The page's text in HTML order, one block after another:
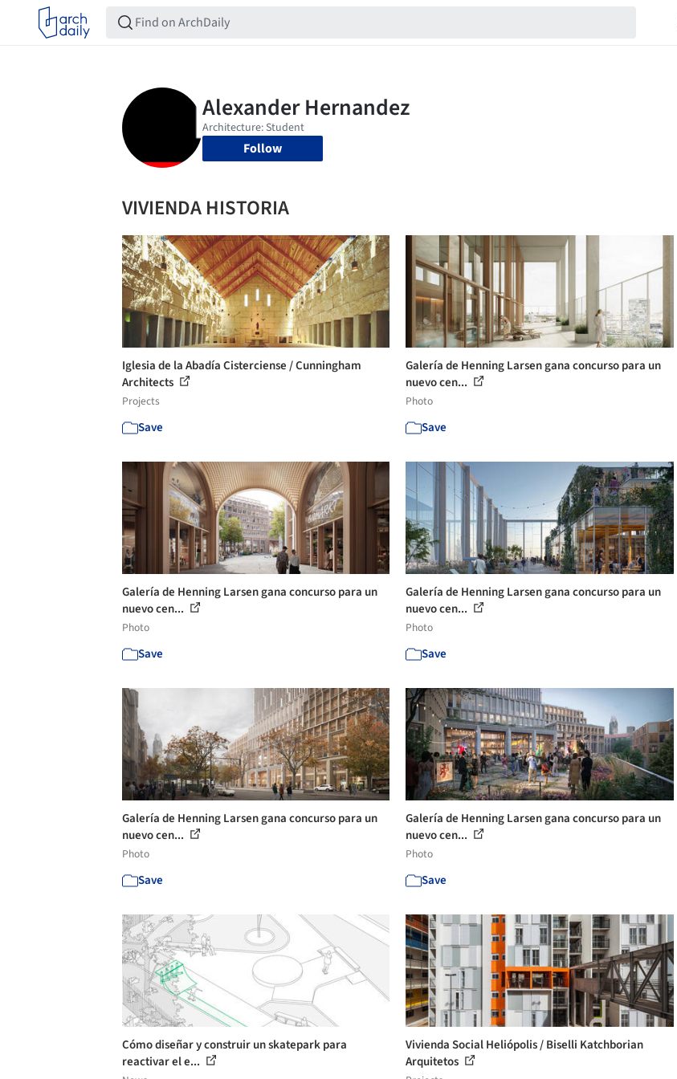
Follow
VIVIENDA HISTORIA
Iglesia de la Abadía Cisterciense / Cunningham
Architects
Projects
Save
Galería de Henning Larsen gana concurso para un
nuevo cen...
Photo
Save
Galería de Henning Larsen gana concurso para un
nuevo cen...
Photo
Save
Galería de Henning Larsen gana concurso para un
nuevo cen...
Photo
Save
Galería de Henning Larsen gana concurso para un
nuevo cen...
Photo
Save
Galería de Henning Larsen gana concurso para un
nuevo cen...
Photo
Save
Cómo diseñar y construir un skatepark para
reactivar el e...
Vivienda Social Heliópolis / Biselli Katchborian
Arquitetos